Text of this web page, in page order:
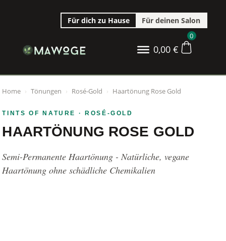
Für dich zu Hause Für deinen Salon
0,00 €
0
Home › Tönungen › Rosé-Gold › Haartönung Rose Gold
TINTS OF NATURE · ROSÉ-GOLD
HAARTÖNUNG ROSE GOLD
Semi-Permanente Haartönung - Natürliche, vegane
Haartönung ohne schädliche Chemikalien